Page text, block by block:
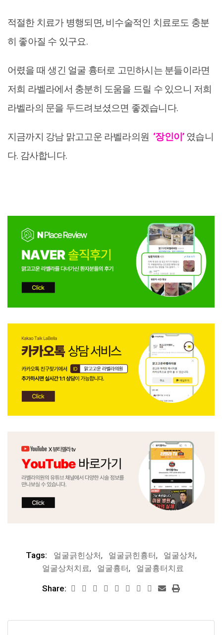
적절한 치료가 병행되면, 비수술적인 치료로도 충분
히 좋아질 수 있구요.
어렸을 때 생긴 얼굴 흉터로 고민하시는 분들이라면
저희 라벨라에서 충분히 도움을 드릴 수 있으니 저희
라벨라의 문을 두드려보셨으면 좋겠습니다.
지금까지 강남 맑고고운 라벨라의원 ‘장인이’ 였습니
다. 감사합니다.
Tags: 얼굴긁힌상처, 얼굴긁힌흉터, 얼굴상처,
얼굴상처치료, 얼굴흉터, 얼굴흉터치료
Share: